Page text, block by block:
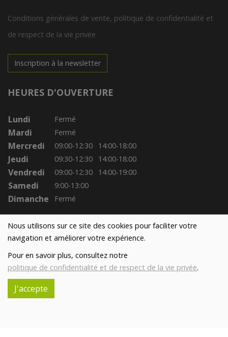
Nous utilisons sur ce site des cookies pour faciliter votre
navigation et améliorer votre expérience.
Pour en savoir plus, consultez notre
politique de confidentialité et de respect de la vie privée.
J'accepte
Conditions générales de vente, politique de confidentialité et
de respect de la vie privée
Inscription à la newsletter
HEURES D'OUVERTURE
Lundi Fermé
Mardi Fermé
Mercredi 09:00-12:30 14:00-18:00
Jeudi 09:30-12:30 14:00-18:00
Vendredi 09:00-12:30 14:00-19:00
Samedi 9:00-13:00
Dimanche Fermé